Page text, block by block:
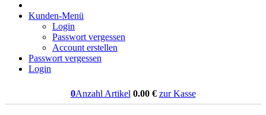
Kunden-Menü
Login
Passwort vergessen
Account erstellen
Passwort vergessen
Login
0Anzahl Artikel 0.00€ zur Kasse